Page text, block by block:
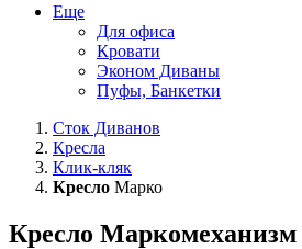
Еще
Для офиса
Кровати
Эконом Диваны
Пуфы, Банкетки
Сток Диванов
Кресла
Клик-кляк
Кресло Марко
Кресло Маркомеханизм